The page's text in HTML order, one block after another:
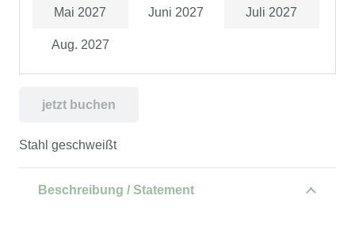
Mai 2027 Juni 2027 Juli 2027
Aug. 2027
jetzt buchen
Stahl geschweißt
Beschreibung / Statement